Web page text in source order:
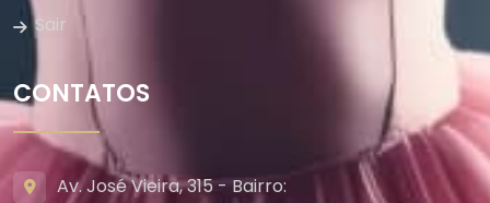
Sair
CONTATOS
Av. José Vieira, 315 - Bairro: